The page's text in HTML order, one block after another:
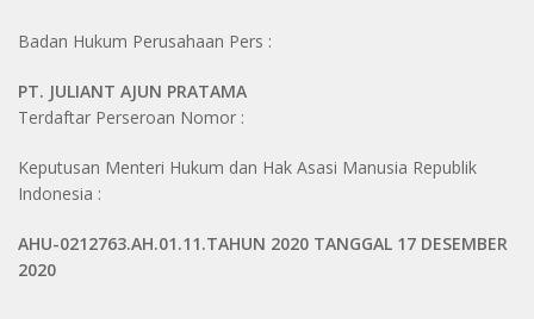
Badan Hukum Perusahaan Pers :
PT. JULIANT AJUN PRATAMA
Terdaftar Perseroan Nomor :
Keputusan Menteri Hukum dan Hak Asasi Manusia Republik
Indonesia :
AHU-0212763.AH.01.11.TAHUN 2020 TANGGAL 17 DESEMBER
2020